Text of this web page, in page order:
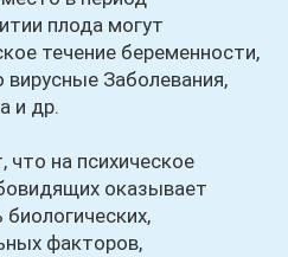
плода могут
течение беременности,
Заболевания,
и др.
на психическое
оказывает
биологических,
факторов,